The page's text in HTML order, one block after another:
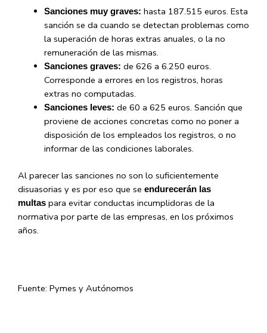
Sanciones muy graves: hasta 187.515 euros. Esta
sanción se da cuando se detectan problemas como
la superación de horas extras anuales, o la no
remuneración de las mismas.
Sanciones graves: de 626 a 6.250 euros.
Corresponde a errores en los registros, horas
extras no computadas.
Sanciones leves: de 60 a 625 euros. Sanción que
proviene de acciones concretas como no poner a
disposición de los empleados los registros, o no
informar de las condiciones laborales.
Al parecer las sanciones no son lo suficientemente
disuasorias y es por eso que se endurecerán las
multas para evitar conductas incumplidoras de la
normativa por parte de las empresas, en los próximos
años.
Fuente: Pymes y Autónomos